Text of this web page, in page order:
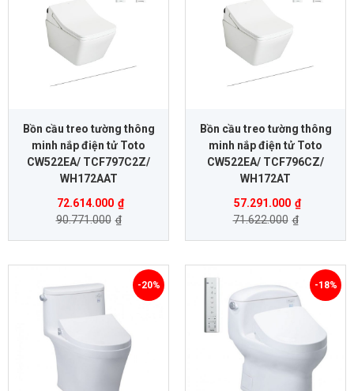
Bồn cầu treo tường thông
minh nắp điện tử Toto
CW522EA/ TCF797C2Z/
WH172AAT
72.614.000 ₫
90.771.000 ₫
Bồn cầu treo tường thông
minh nắp điện tử Toto
CW522EA/ TCF796CZ/
WH172AT
57.291.000 ₫
71.622.000 ₫
-20% -18%